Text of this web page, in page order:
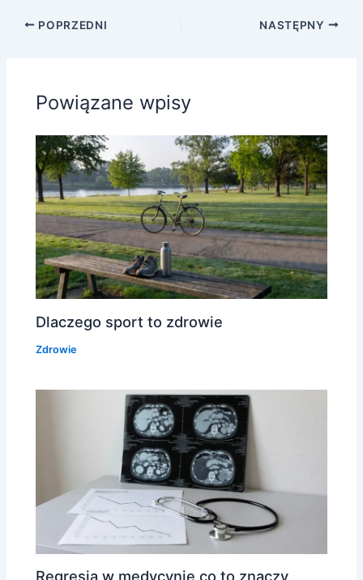
POPRZEDNI NASTĘPNY
Powiązane wpisy
Dlaczego sport to zdrowie
Zdrowie
Regresja w medycynie co to znaczy